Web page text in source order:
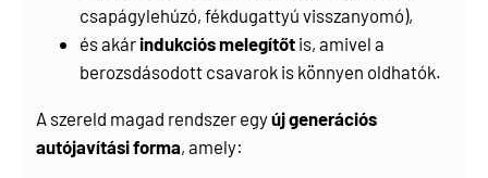
csapágylehúzó, fékdugattyú visszanyomó),
és akár indukciós melegítőt is, amivel a
berozsdásodott csavarok is könnyen oldhatók.
A szereld magad rendszer egyúj generációs
autójavítási forma, amely: